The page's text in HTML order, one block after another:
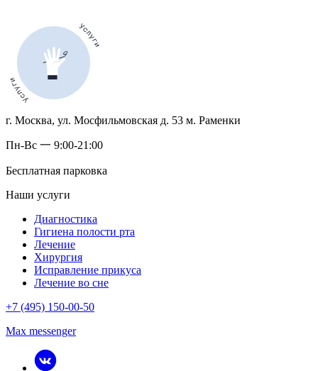
г. Москва, ул. Мосфильмовская д. 53 м. Раменки
Пн-Вс 一 9:00-21:00
Бесплатная парковка
Наши услуги
Диагностика
Гигиена полости рта
Лечение
Хирургия
Исправление прикуса
Лечение во сне
+7 (495) 150-00-50
Max messenger